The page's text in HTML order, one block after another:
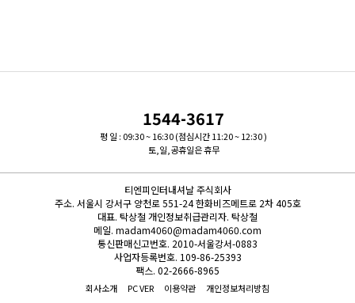
1544-3617
평 일 : 09:30 ~ 16:30 (점심시간 11:20 ~ 12:30 )
토,일,공휴일은 휴무
티엔피인터내셔날 주식회사
주소. 서울시 강서구 양천로 551-24 한화비즈메트로 2차 405호
대표. 탁상철 개인정보취급관리자. 탁상철
메일. madam4060@madam4060.com
통신판매신고번호. 2010-서울강서-0883
사업자등록번호. 109-86-25393
팩스. 02-2666-8965
회사소개 PC VER 이용약관 개인정보처리방침